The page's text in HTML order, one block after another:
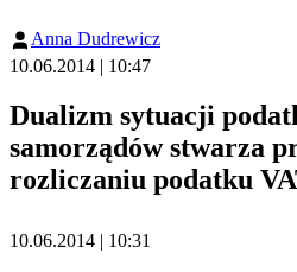
Anna Dudrewicz
10.06.2014 | 10:47
Dualizm sytuacji
samorządów stwarza
rozliczaniu podatku
10.06.2014 | 10:31